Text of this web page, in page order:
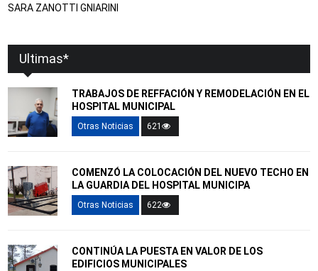
SARA ZANOTTI GNIARINI
Ultimas*
TRABAJOS DE REFFACIÓN Y REMODELACIÓN EN EL
HOSPITAL MUNICIPAL
Otras Noticias 621
COMENZÓ LA COLOCACIÓN DEL NUEVO TECHO EN
LA GUARDIA DEL HOSPITAL MUNICIPA
Otras Noticias 622
CONTINÚA LA PUESTA EN VALOR DE LOS
EDIFICIOS MUNICIPALES